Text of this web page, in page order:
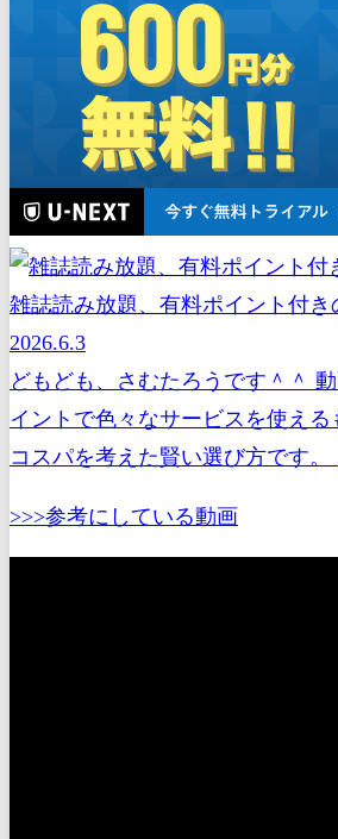
雑誌読み放題、有料ポイント付
2026.6.3
どもども、さむたろうです＾＾
イントで色々なサービスを使え
コスパを考えた賢い選び方です。
>>>参考にしている動画